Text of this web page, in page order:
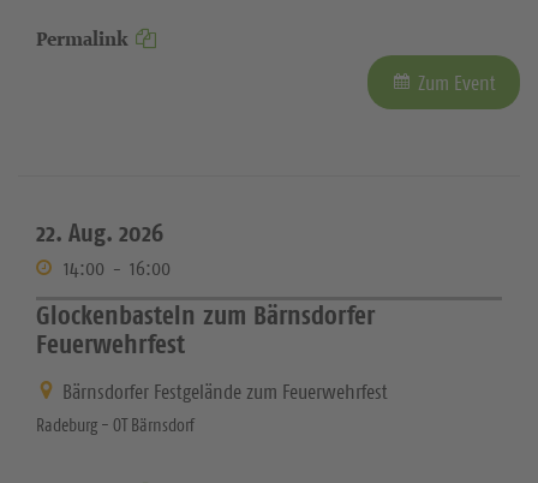
Permalink
Zum Event
22. Aug. 2026
14:00 - 16:00
Glockenbasteln zum Bärnsdorfer
Feuerwehrfest
Bärnsdorfer Festgelände zum Feuerwehrfest
Radeburg - OT Bärnsdorf